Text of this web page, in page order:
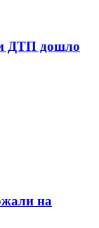
ДТП дошло
на